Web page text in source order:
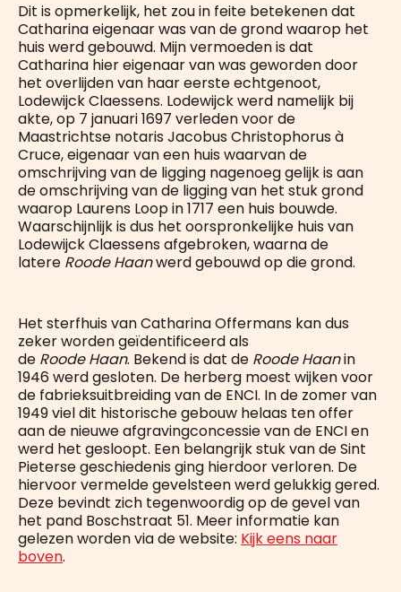
Dit is opmerkelijk, het zou in feite betekenen dat
Catharina eigenaar was van de grond waarop het
huis werd gebouwd. Mijn vermoeden is dat
Catharina hier eigenaar van was geworden door
het overlijden van haar eerste echtgenoot,
Lodewijck Claessens. Lodewijck werd namelijk bij
akte, op 7 januari 1697 verleden voor de
Maastrichtse notaris Jacobus Christophorus à
Cruce, eigenaar van een huis waarvan de
omschrijving van de ligging nagenoeg gelijk is aan
de omschrijving van de ligging van het stuk grond
waarop Laurens Loop in 1717 een huis bouwde.
Waarschijnlijk is dus het oorspronkelijke huis van
Lodewijck Claessens afgebroken, waarna de
latere Roode Haanwerd gebouwd op die grond.
Het sterfhuis van Catharina Offermans kan dus
zeker worden geïdentificeerd als
de Roode Haan. Bekend is dat de Roode Haanin
1946 werd gesloten. De herberg moest wijken voor
de fabrieksuitbreiding van de ENCI. In de zomer van
1949 viel dit historische gebouw helaas ten offer
aan de nieuwe afgravingconcessie van de ENCI en
werd het gesloopt. Een belangrijk stuk van de Sint
Pieterse geschiedenis ging hierdoor verloren. De
hiervoor vermelde gevelsteen werd gelukkig gered.
Deze bevindt zich tegenwoordig op de gevel van
het pand Boschstraat 51. Meer informatie kan
gelezen worden via de website: Kijk eens naar
boven.